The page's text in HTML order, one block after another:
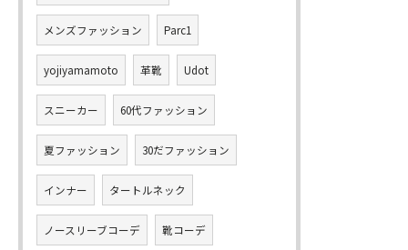
メンズファッション Parc1
yojiyamamoto 革靴 Udot
スニーカー 60代ファッション
夏ファッション 30だファッション
インナー タートルネック
ノースリーブコーデ 靴コーデ